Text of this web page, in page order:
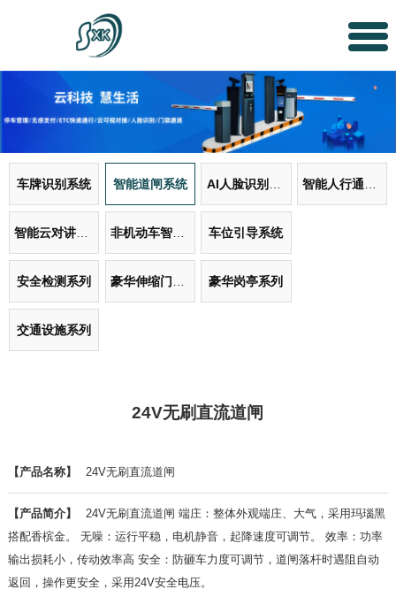
车牌识别系统 智能道闸系统 AI人脸识别系统 智能人行通道系统
智能云对讲门禁系统 非机动车智能管理系统 车位引导系统
安全检测系列 豪华伸缩门系列 豪华岗亭系列
交通设施系列
24V无刷直流道闸
【产品名称】 24V无刷直流道闸
【产品简介】
24V无刷直流道闸 端庄：整体外观端庄、大气，采用玛瑙黑
搭配香槟金。 无噪：运行平稳，电机静音，起降速度可调节。 效率：功率
输出损耗小，传动效率高 安全：防砸车力度可调节，道闸落杆时遇阻自动
返回，操作更安全，采用24V安全电压。